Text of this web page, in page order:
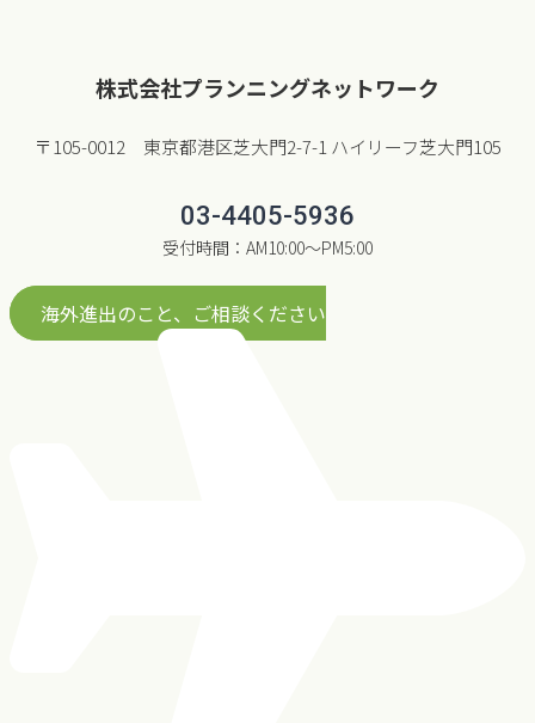
株式会社プランニングネットワーク
〒105-0012 東京都港区芝大門2-7-1 ハイリーフ芝大門105
03-4405-5936
受付時間：AM10:00〜PM5:00
海外進出のこと、ご相談ください